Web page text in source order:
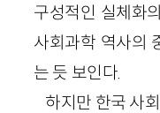
구성적인 실체화
사회과학 역사의
는 듯 보인다.
하지만 한국 사